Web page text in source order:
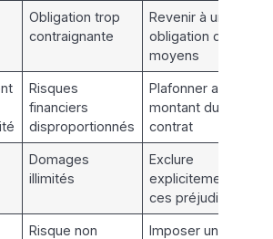
Obligation trop
contraignante
Revenir à une
obligation de
moyens
Risques
financiers
disproportionnés
Plafonner au
montant du
contrat
Domages
illimités
Exclure
explicitement
ces préjudices
Risque non
Imposer une